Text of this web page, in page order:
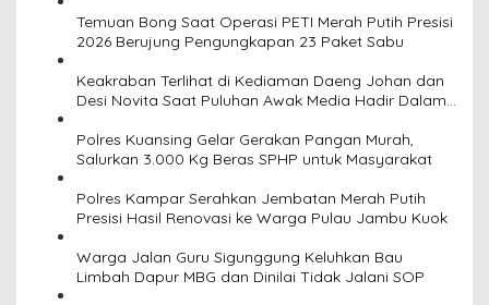
Temuan Bong Saat Operasi PETI Merah Putih Presisi
2026 Berujung Pengungkapan 23 Paket Sabu
Keakraban Terlihat di Kediaman Daeng Johan dan
Desi Novita Saat Puluhan Awak Media Hadir Dalam
Doa Syukuran Menempati Rumah.
Polres Kuansing Gelar Gerakan Pangan Murah,
Salurkan 3.000 Kg Beras SPHP untuk Masyarakat
Polres Kampar Serahkan Jembatan Merah Putih
Presisi Hasil Renovasi ke Warga Pulau Jambu Kuok
Warga Jalan Guru Sigunggung Keluhkan Bau
Limbah Dapur MBG dan Dinilai Tidak Jalani SOP